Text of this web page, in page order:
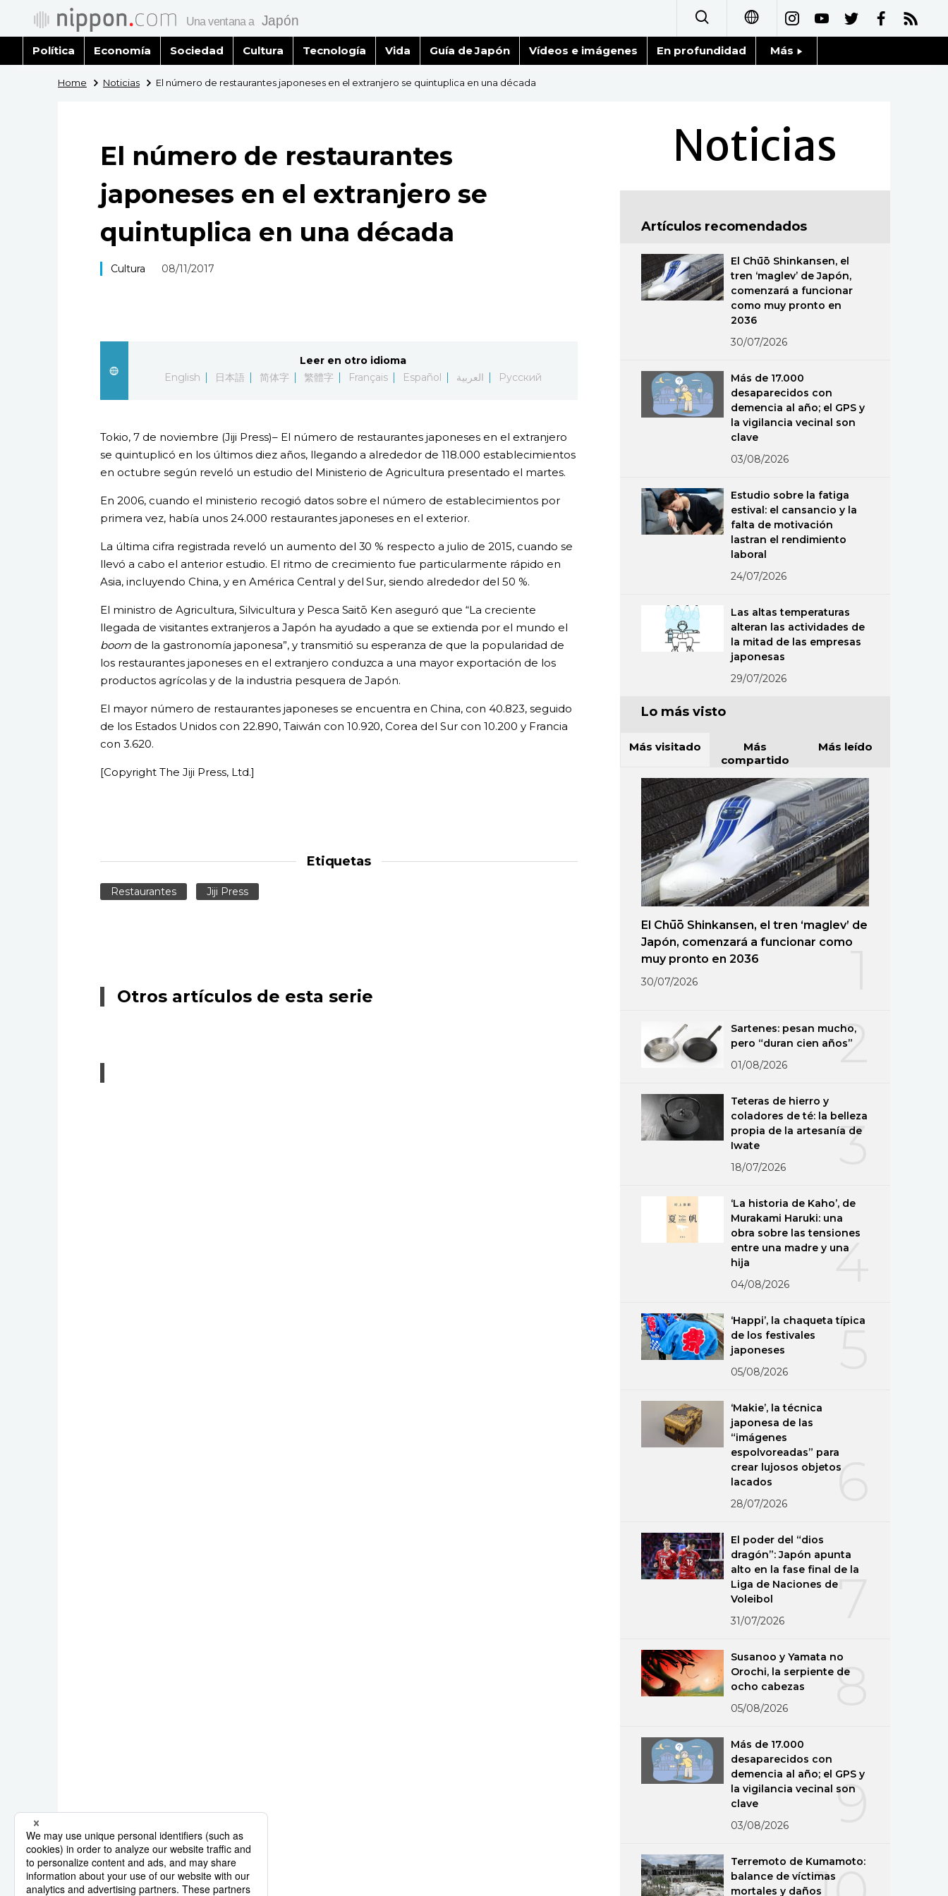
日本語
简体字
繁體字
العربية
Русский
Política Economía Sociedad Cultura Tecnología Vida Guía de Japón Vídeos e imágenes En profundidad Más
Fragmentos de Japón
Gente
Blog
Tokio
Avisos
Home Noticias El número de restaurantes japoneses en el extranjero se quintuplica en una década
El número de restaurantes
japoneses en el extranjero se
quintuplica en una década
Cultura 08/11/2017
Leer en otro idioma
English
日本語 简体字 繁體字 Français Español العربية Русский
Tokio, 7 de noviembre (Jiji Press)– El número de restaurantes japoneses en el extranjero
se quintuplicó en los últimos diez años, llegando a alrededor de 118.000 establecimientos
en octubre según reveló un estudio del Ministerio de Agricultura presentado el martes.
En 2006, cuando el ministerio recogió datos sobre el número de establecimientos por
primera vez, había unos 24.000 restaurantes japoneses en el exterior.
La última cifra registrada reveló un aumento del 30 % respecto a julio de 2015, cuando se
llevó a cabo el anterior estudio. El ritmo de crecimiento fue particularmente rápido en
Asia, incluyendo China, y en América Central y del Sur, siendo alrededor del 50 %.
El ministro de Agricultura, Silvicultura y Pesca Saitō Ken aseguró que “La creciente
llegada de visitantes extranjeros a Japón ha ayudado a que se extienda por el mundo el
boomde la gastronomía japonesa”, y transmitió su esperanza de que la popularidad de
los restaurantes japoneses en el extranjero conduzca a una mayor exportación de los
productos agrícolas y de la industria pesquera de Japón.
El mayor número de restaurantes japoneses se encuentra en China, con 40.823, seguido
de los Estados Unidos con 22.890, Taiwán con 10.920, Corea del Sur con 10.200 y Francia
con 3.620.
[Copyright The Jiji Press, Ltd.]
Etiquetas
Restaurantes Jiji Press
Otros artículos de esta serie
Noticias
Artículos recomendados
El Chūō Shinkansen, el
tren ‘maglev’ de Japón,
comenzará a funcionar
como muy pronto en
2036
30/07/2026
Más de 17.000
desaparecidos con
demencia al año; el GPS y
la vigilancia vecinal son
clave
03/08/2026
Estudio sobre la fatiga
estival: el cansancio y la
falta de motivación
lastran el rendimiento
laboral
24/07/2026
Las altas temperaturas
alteran las actividades de
la mitad de las empresas
japonesas
29/07/2026
Lo más visto
Más visitado
Más
compartido
Más leído
El Chūō Shinkansen, el tren ‘maglev’ de
Japón, comenzará a funcionar como
muy pronto en 2036
30/07/2026
2
Sartenes: pesan mucho,
pero “duran cien años”
01/08/2026
3
Teteras de hierro y
coladores de té: la belleza
propia de la artesanía de
Iwate
18/07/2026
4
‘La historia de Kaho’, de
Murakami Haruki: una
obra sobre las tensiones
entre una madre y una
hija
04/08/2026
5
‘Happi’, la chaqueta típica
de los festivales
japoneses
05/08/2026
6
‘Makie’, la técnica
japonesa de las
“imágenes
espolvoreadas” para
crear lujosos objetos
lacados
28/07/2026
7
El poder del “dios
dragón”: Japón apunta
alto en la fase final de la
Liga de Naciones de
Voleibol
31/07/2026
8
Susanoo y Yamata no
Orochi, la serpiente de
ocho cabezas
05/08/2026
9
Más de 17.000
desaparecidos con
demencia al año; el GPS y
la vigilancia vecinal son
clave
03/08/2026
Terremoto de Kumamoto:
balance de víctimas
mortales y daños